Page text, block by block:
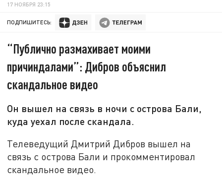
17 НОЯБРЯ 23:15
ПОДПИШИТЕСЬ:
“Публично размахивает моими
причиндалами”: Дибров объяснил
скандальное видео
Он вышел на связь в ночи с острова Бали,
куда уехал после скандала.
Телеведущий Дмитрий Дибров вышел на
связь с острова Бали и прокомментировал
скандальное видео.